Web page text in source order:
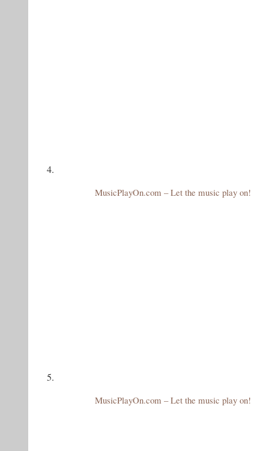
4.
MusicPlayOn.com – Let the music play on!
5.
MusicPlayOn.com – Let the music play on!